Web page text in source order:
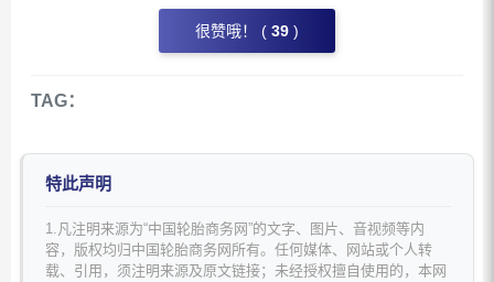
很赞哦！ ( 39 )
TAG：
特此声明
1.凡注明来源为“中国轮胎商务网”的文字、图片、音视频等内
容，版权均归中国轮胎商务网所有。任何媒体、网站或个人转
载、引用，须注明来源及原文链接；未经授权擅自使用的，本网